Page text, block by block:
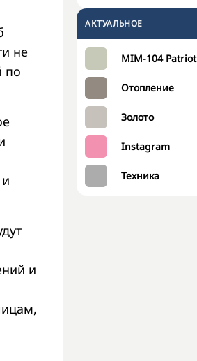
АКТУАЛЬНОЕ
MIM-104 Patriot
Отопление
Золото
Instagram
Техника
не
по
и